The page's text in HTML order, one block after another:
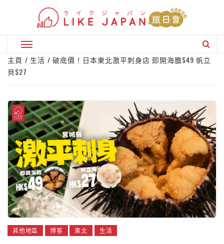
Primary
Menu
主頁 生活
破底價！日本東北激平刺身店 即開海膽$49 帆立
貝$27
其他地區 博客 東北 生活